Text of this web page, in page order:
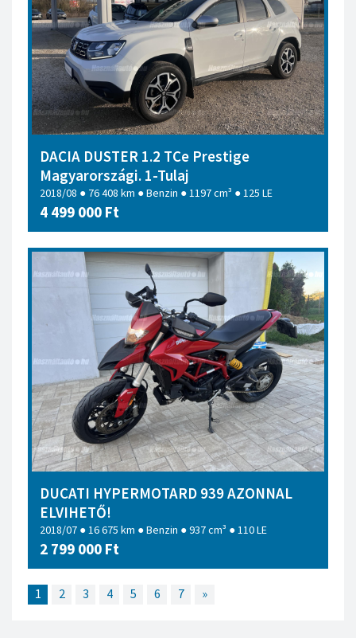
DACIA DUSTER 1.2 TCe Prestige
Magyarországi. 1-Tulaj
2018/08 ● 76 408 km ● Benzin ● 1197 cm³ ● 125 LE
4 499 000 Ft
DUCATI HYPERMOTARD 939 AZONNAL
ELVIHETŐ!
2018/07 ● 16 675 km ● Benzin ● 937 cm³ ● 110 LE
2 799 000 Ft
1 2 3 4 5 6 7 »